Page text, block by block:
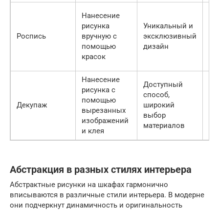
Роспись
Нанесение
рисунка
вручную с
помощью
красок
Уникальный и
эксклюзивный
дизайн
Декупаж
Нанесение
рисунка с
помощью
вырезанных
изображений
и клея
Доступный
способ,
широкий
выбор
материалов
Абстракция в разных стилях интерьера
Абстрактные рисунки на шкафах гармонично
вписываются в различные стили интерьера. В модерне
они подчеркнут динамичность и оригинальность